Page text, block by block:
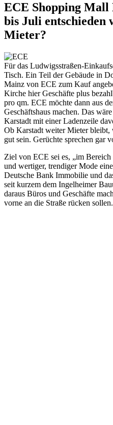
ECE Shopping Mall
bis Juli entschieden
Mieter?
Für das Ludwigsstraßen-
Tisch. Ein Teil der Gebäude in
Mainz von ECE zum Kauf
Kirche hier Geschäfte plus
pro qm. ECE möchte dann aus
Geschäftshaus machen. Das
Karstadt mit einer Ladenzeile
Ob Karstadt weiter Mieter bleibt,
gut sein. Gerüchte sprechen gar
Ziel von ECE sei es, „im
und wertiger, trendiger Mode
Deutsche Bank Immobilie und
seit kurzem dem Ingelheimer
daraus Büros und Geschäfte
vorne an die Straße rücken sollen.